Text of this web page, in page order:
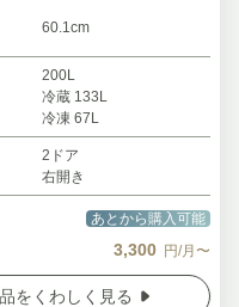
60.1cm
200L
冷蔵 133L
冷凍 67L
2ドア
右開き
あとから購入可能
3,300 円/月〜
をくわしく見る